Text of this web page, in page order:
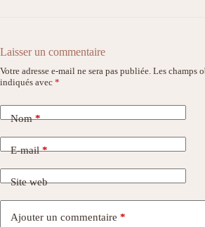
Laisser un commentaire
Votre adresse e-mail ne sera pas publiée. Les champs
indiqués avec *
Nom*
E-mail*
Site web
Ajouter un commentaire *